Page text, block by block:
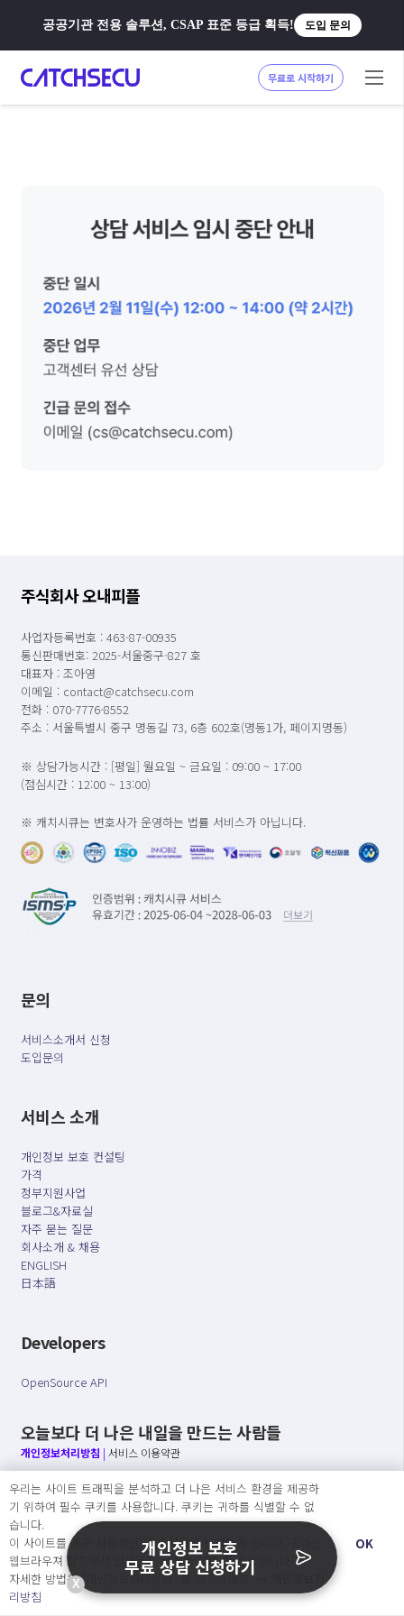
공공기관 전용 솔루션, CSAP 표준 등급 획득! 도입 문의
무료로 시작하기
주식회사 오내피플
사업자등록번호 : 463-87-00935
통신판매번호: 2025-서울중구-827 호
대표자 : 조아영
이메일 : contact@catchsecu.com
전화 : 070-7776-8552
주소 : 서울특별시 중구 명동길 73, 6층 602호(명동1가, 페이지명동)
※ 상담가능시간 : [평일] 월요일 ~ 금요일 : 09:00 ~ 17:00
(점심시간 : 12:00 ~ 13:00)
※ 캐치시큐는 변호사가 운영하는 법률 서비스가 아닙니다.
문의
서비스소개서 신청
도입문의
서비스 소개
개인정보 보호 컨설팅
가격
정부지원사업
블로그&자료실
자주 묻는 질문
회사소개 & 채용
ENGLISH
日本語
Developers
OpenSource API
오늘보다 더 나은 내일을 만드는 사람들
개인정보처리방침 | 서비스 이용약관
○ 개인정보보호 컴플라이언스를 선도하겠습니다.
○ 정보주체의 권리를 보장하겠습니다.
○ 기업의 개인정보보호를 위한 효율적 관리를 보장하겠습니다.
Copyright Ⓒ
우리는 사이트 트래픽을 분석하고 더 나은 서비스 환경을 제공하
기 위하여 필수 쿠키를 사용합니다. 쿠키는 귀하를 식별할 수 없
습니다.
이 사이트를 계속 사용하면 쿠키 사용에 동의하게 됩니다. 귀하는
웹브라우져 설정에서 언제든지 쿠키를 삭제 할 수있습니다.
자세한 방법은 “개인정보처리방침” 을 참고하세요. →
리방침
OK
X
개인정보 보호
무료 상담 신청하기